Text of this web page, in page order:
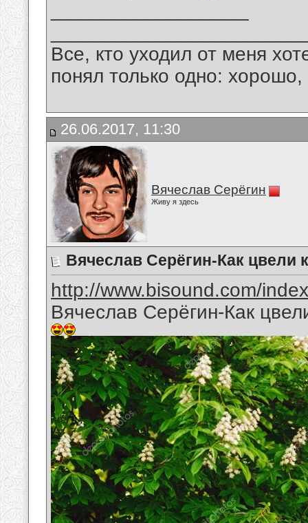
Все, кто уходил от меня
понял только одно:
26.06.2017, 11:30
Вячеслав Серёгин
Живу я здесь
Вячеслав Серёгин-Как цвели
http://www.bisound.com/
Вячеслав Серёгин-Как